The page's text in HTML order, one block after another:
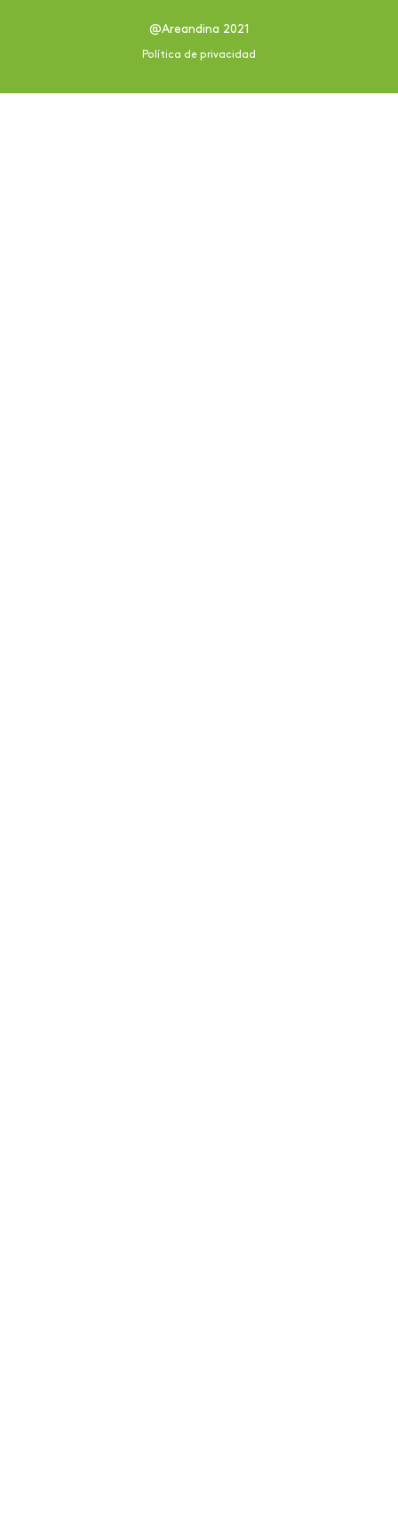
@Areandina 2021
Política de privacidad